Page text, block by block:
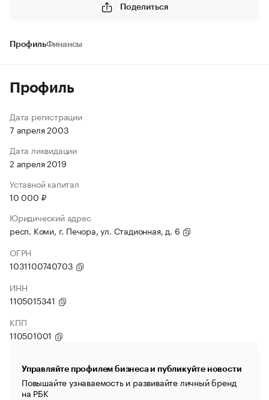
Поделиться
ПрофильФинансы
Профиль
Дата регистрации
7 апреля 2003
Дата ликвидации
2 апреля 2019
Уставной капитал
10 000 ₽
Юридический адрес
респ. Коми, г. Печора, ул. Стадионная, д. 6
ОГРН
1031100740703
ИНН
1105015341
КПП
110501001
Управляйте профилем бизнеса и публикуйте новости
Повышайте узнаваемость и развивайте личный бренд
на РБК